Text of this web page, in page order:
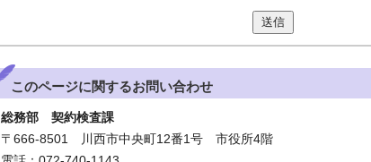
送信
このページに関するお問い合わせ
総務部 契約検査課
〒666-8501 川西市中央町12番1号 市役所4階